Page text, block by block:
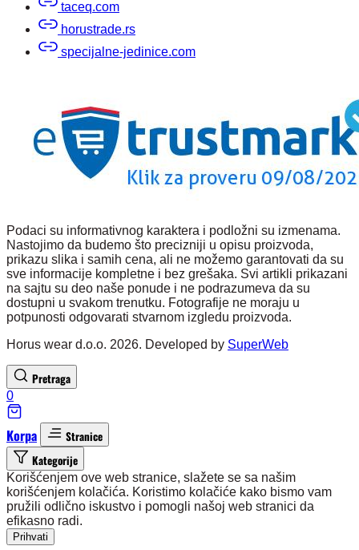
taceq.com
horustrade.rs
specijalne-jedinice.com
Podaci su informativnog karaktera i podložni su izmenama.
Nastojimo da budemo što precizniji u opisu proizvoda,
prikazu slika i samih cena, ali ne možemo garantovati da su
sve informacije kompletne i bez grešaka. Svi artikli prikazani
na sajtu su deo naše ponude i ne podrazumeva da su
dostupni u svakom trenutku. Fotografije ne moraju u
potpunosti odgovarati stvarnom izgledu proizvoda.
Horus wear d.o.o. 2026. Developed by SuperWeb
Pretraga
0
Korpa
Stranice
Kategorije
Korišćenjem ove web stranice, slažete se sa našim
korišćenjem kolačića. Koristimo kolačiće kako bismo vam
pružili odlično iskustvo i pomogli našoj web stranici da
efikasno radi.
Prihvati